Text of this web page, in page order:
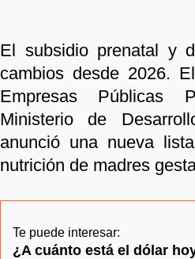
El subsidio prenatal y
cambios desde 2026.
Empresas Públicas
Ministerio de
anunció una nueva
nutrición de madres
Te puede interesar:
¿A cuánto está el dólar